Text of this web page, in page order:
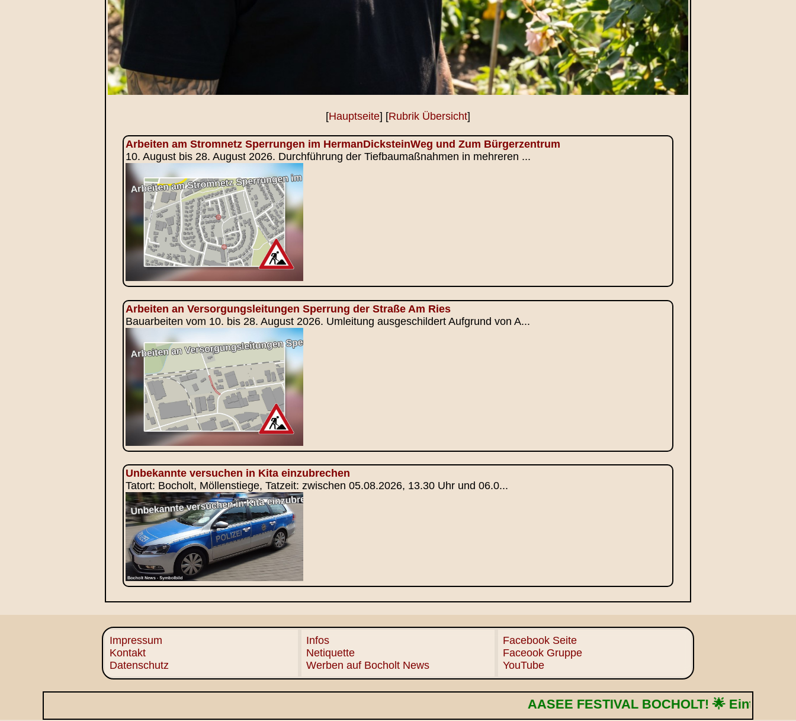
[Hauptseite] [Rubrik Übersicht]
Arbeiten am Stromnetz Sperrungen im HermanDicksteinWeg und Zum Bürgerzentrum
10. August bis 28. August 2026. Durchführung der Tiefbaumaßnahmen in mehreren ...
Arbeiten an Versorgungsleitungen Sperrung der Straße Am Ries
Bauarbeiten vom 10. bis 28. August 2026. Umleitung ausgeschildert Aufgrund von A...
Unbekannte versuchen in Kita einzubrechen
Tatort: Bocholt, Möllenstiege, Tatzeit: zwischen 05.08.2026, 13.30 Uhr und 06.0...
Impressum
Kontakt
Datenschutz
Infos
Netiquette
Werben auf Bocholt News
Facebook Seite
Faceook Gruppe
YouTube
AASEE FESTIVAL BOCHOLT! 🌟 Eintritt frei! 🎈 14.-